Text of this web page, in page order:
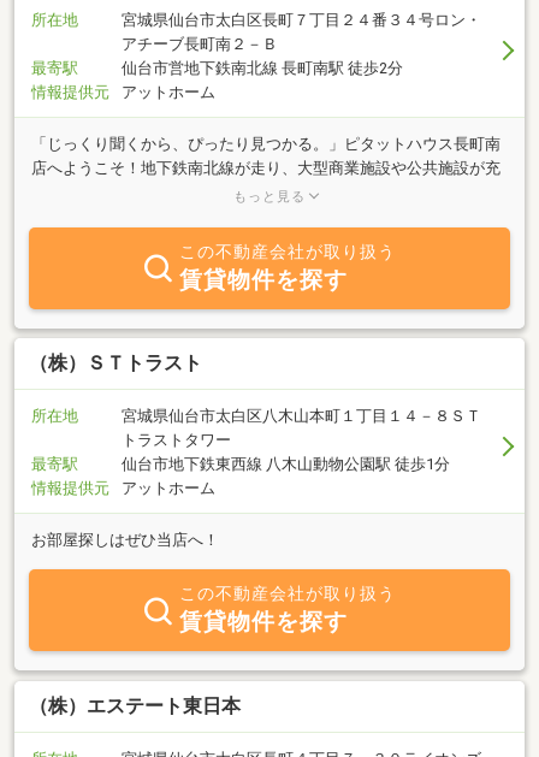
所在地
宮城県仙台市太白区長町７丁目２４番３４号ロン・
アチーブ長町南２－Ｂ
最寄駅
仙台市営地下鉄南北線 長町南駅 徒歩2分
情報提供元
アットホーム
「じっくり聞くから、ぴったり見つかる。」ピタットハウス長町南
店へようこそ！地下鉄南北線が走り、大型商業施設や公共施設が充
実する長町南エリアは、利便性と豊かな住環境が調和した大変人気
リアルな住み心地を知りたい」とお悩みの方も多いのではないでし
ょうか。当店では、単に物件をご紹介するだけでなく、お客様が思
い描く「これからの暮らし」にトータルで寄り添うことを大切にし
ています。物件探しにおけるメリットはもちろん、デメリット、ラ
イフプランに合わせた資金計画まで、プロの目線で誠実にお伝えい
たします。不動産のことなら何でもお気軽にご相談ください。お客
ご来店を、心よりお待ちしております！
もっと見る
この不動産会社が取り扱う
賃貸物件を探す
（株）ＳＴトラスト
所在地
宮城県仙台市太白区八木山本町１丁目１４－８ＳＴ
トラストタワー
最寄駅
仙台市地下鉄東西線 八木山動物公園駅 徒歩1分
情報提供元
アットホーム
お部屋探しはぜひ当店へ！
この不動産会社が取り扱う
賃貸物件を探す
（株）エステート東日本